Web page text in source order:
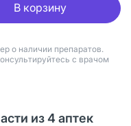
В корзину
о наличии препаратов.
с врачом
из 4 аптек